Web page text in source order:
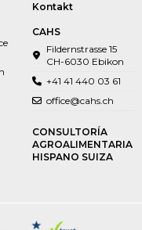
Kontakt
CAHS
Fildernstrasse 15
CH-6030 Ebikon
+41 41 440 03 61
office@cahs.ch
CONSULTORÍA
AGROALIMENTARIA
HISPANO SUIZA